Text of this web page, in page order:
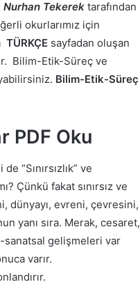
Nurhan Tekerek tarafından
okurlarımız için
TÜRKÇE sayfadan oluşan
Bilim-Etik-Süreç ve
Bilim-Etik-Süreç
PDF Oku
“Sınırsızlık” ve
Çünkü fakat sınırsız ve
dünyayı, evreni, çevresini,
yanı sıra. Merak, cesaret,
sanatsal gelişmeleri var
varır.